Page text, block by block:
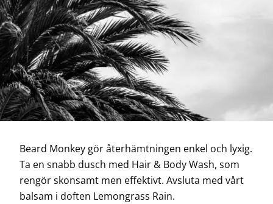
Beard Monkey gör återhämtningen enkel och lyxig.
Ta en snabb dusch med Hair & Body Wash, som
rengör skonsamt men effektivt. Avsluta med vårt
balsam i doften Lemongrass Rain.